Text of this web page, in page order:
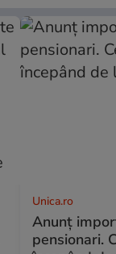
Unica.ro
Anunț
pensionari.